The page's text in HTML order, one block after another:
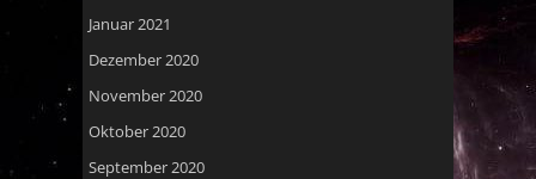
Januar 2021
Dezember 2020
November 2020
Oktober 2020
September 2020